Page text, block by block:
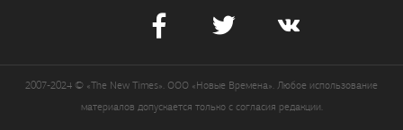
2007-2024 © «The New Times». ООО «Новые Времена». Любое использование
материалов допускается только с согласия редакции.